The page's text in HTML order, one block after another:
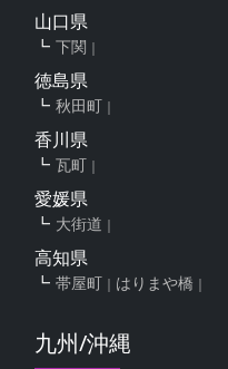
山口県
下関
徳島県
秋田町
香川県
瓦町
愛媛県
大街道
高知県
帯屋町 はりまや橋
九州/沖縄